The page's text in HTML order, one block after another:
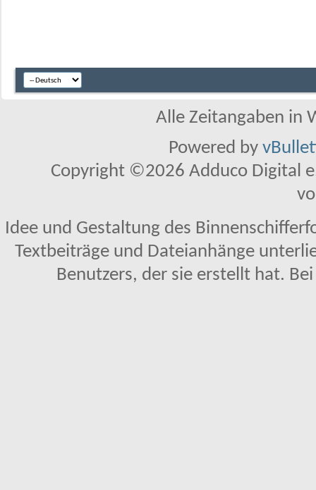
Alle Zeitangaben in
Powered by
Copyright ©2026 Adduco Digital
Idee und Gestaltung des
Textbeiträge und Dateianhänge
Benutzers, der sie erstellt hat.